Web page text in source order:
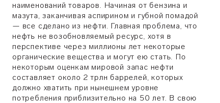
наименований товаров. Начиная от бензина и
мазута, заканчивая аспирином и губной помадой
— все сделано из нефти. Главная проблема, что
нефть не возобновляемый ресурс, хотя в
перспективе через миллионы лет некоторые
органические вещества и могут ею стать. По
некоторым оценкам мировой запас нефти
составляет около 2 трлн баррелей, которых
должно хватить при нынешнем уровне
потребления приблизительно на 50 лет. В свою